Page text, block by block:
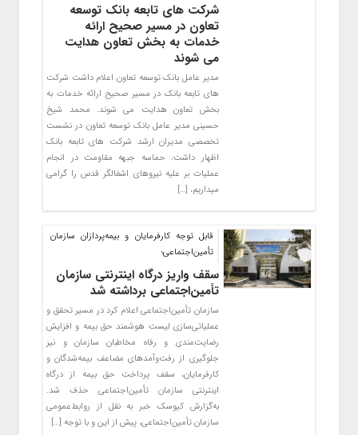
شرکت های تابعه بانک توسعه
تعاون در مسیر صحیح ارائه
خدمات به بخش تعاون هدایت
می شوند
مدیر عامل بانک توسعه تعاون اعلام داشت شرکت
های تابعه بانک در مسیر صحیح ارائه خدمات به
بخش تعاون هدایت می شوند. محمد شیخ
حسینی مدیر عامل بانک توسعه تعاون در نشست
تخصصی مدیران ارشد شرکت های تابعه بانک
اظهار داشت: حماسه جبهه مقاومت در انجام
عملیات بر علیه نیروهای اشغالگر قدس را گرامی
میداریم، […]
قابل توجه کارفرمایان و بیمه‌پردازان سازمان
تأمین‌اجتماعی؛
سقف واریز درگاه اینترنتی سازمان
تأمین‌اجتماعی برداشته شد
سازمان تأمین‌اجتماعی اعلام کرد در مسیر تحقق و
عملیاتی‌سازی لیست هوشمند حق بیمه و افزایش
رضایت‌مندی و رفاه مخاطبان سازمان و نیز
جلوگیری از رفت‌وآمدهای مضاعف بیمه‌شدگان و
کارفرمایان، سقف پرداخت حق بیمه از درگاه
اینترنتی سازمان تأمین‌اجتماعی حذف شد.
به‌گزارش کیوسک خبر به نقل از روابط‌عمومی
سازمان تأمین‌اجتماعی، پیش از این و با توجه […]